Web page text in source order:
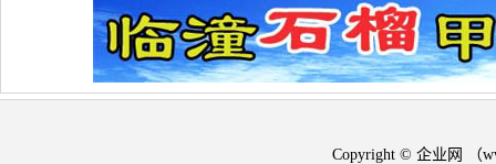
Copyright © 企业网 （